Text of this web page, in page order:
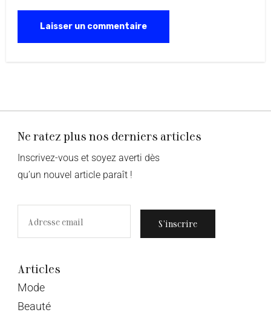
Ne ratez plus nos derniers articles
Inscrivez-vous et soyez averti dès
qu’un nouvel article paraît !
S’inscrire
Articles
Mode
Beauté